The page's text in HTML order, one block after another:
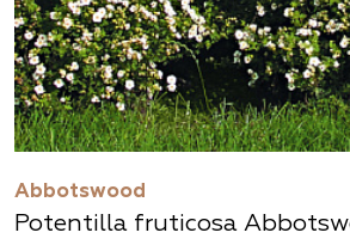
Abbotswood
Potentilla fruticosa